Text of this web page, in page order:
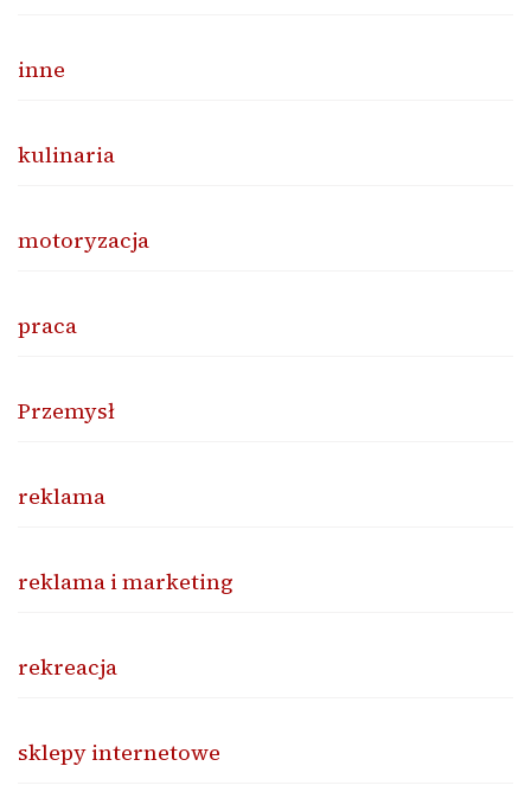
inne
kulinaria
motoryzacja
praca
Przemysł
reklama
reklama i marketing
rekreacja
sklepy internetowe